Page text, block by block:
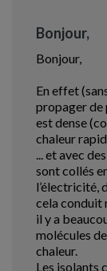
Bonjour,
Bonjour,
En effet
propager de
est dense
chaleur
... et avec
sont collés
l’électricité,
cela conduit
il y a
molécules
chaleur.
Les isolants